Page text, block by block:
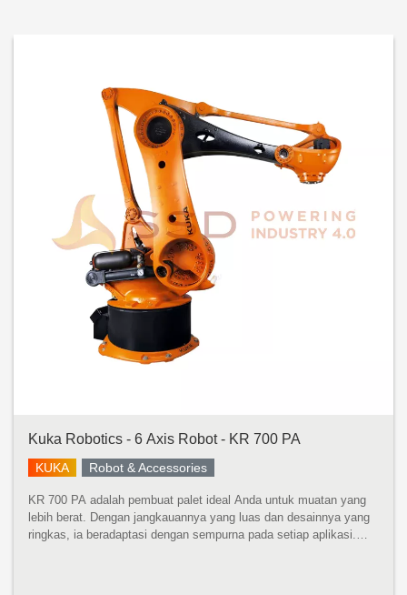
Kuka Robotics - 6 Axis Robot - KR 700 PA
KUKA Robot & Accessories
KR 700 PA adalah pembuat palet ideal Anda untuk muatan yang
lebih berat. Dengan jangkauannya yang luas dan desainnya yang
ringkas, ia beradaptasi dengan sempurna pada setiap aplikasi.